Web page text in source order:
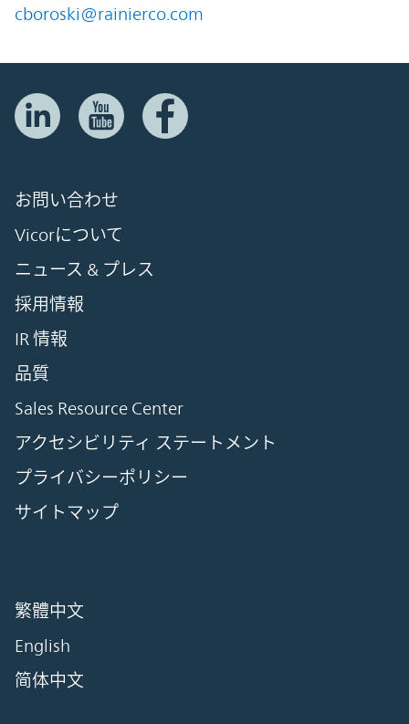
cboroski@rainierco.com
お問い合わせ
Vicorについて
ニュース & プレス
採用情報
IR 情報
品質
Sales Resource Center
アクセシビリティ ステートメント
プライバシーポリシー
サイトマップ
繁體中文
English
简体中文